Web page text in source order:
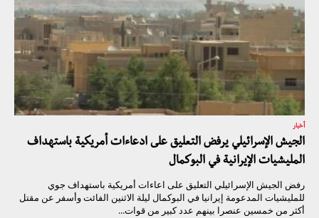
أخبار
الجيش الإسرائيلي يرفض التعليق على ادعاءات أمريكية باستهداف
المليشيات الإيرانية في البوكمال
رفض الجيش الإسرائيلي التعليق على اعاءات أمريكية باستهداف جوي
للمليشيات المدعومة إيرانيا في البوكمال ليلة الاثنين الفائت وأسفر عن مقتل
أكثر من خمسين عنصرا بينهم عدد كبير من قوات...